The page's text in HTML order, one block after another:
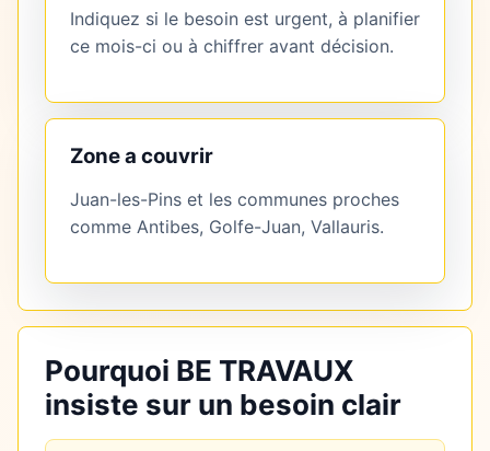
Indiquez si le besoin est urgent, à planifier
ce mois-ci ou à chiffrer avant décision.
Zone a couvrir
Juan-les-Pins et les communes proches
comme Antibes, Golfe-Juan, Vallauris.
Pourquoi BE TRAVAUX
insiste sur un besoin clair